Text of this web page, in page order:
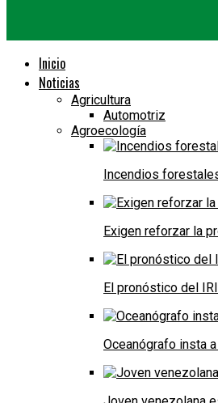
Inicio
Noticias
Agricultura
Automotriz
Agroecología
Incendios
Exigen reforzar la
El pronóstico del
Oceanógrafo insta